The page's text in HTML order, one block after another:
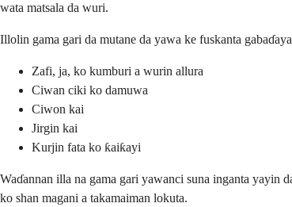
wata matsala da wuri.
Illolin gama gari da mutane da yawa ke fuskanta
Zafi, ja, ko kumburi a wurin allura
Ciwan ciki ko damuwa
Ciwon kai
Jirgin kai
Kurjin fata ko ƙaiƙayi
Waɗannan illa na gama gari yawanci suna inganta yayin
ko shan magani a takamaiman lokuta.